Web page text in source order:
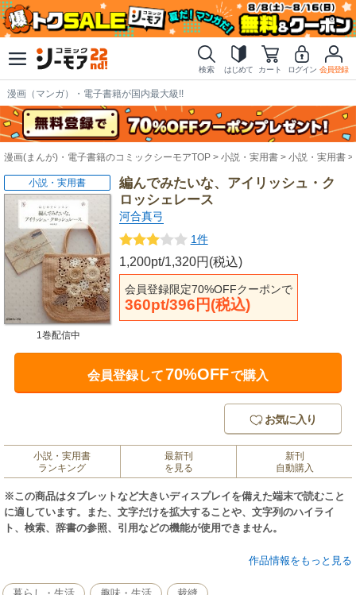
検索 はじめて カート ログイン 会員登録
漫画（マンガ）・電子書籍が国内最大級!!
漫画(まんが)・電子書籍のコミックシーモアTOP 小説・実用書 小説・実用書
編んでみたいな、アイリッシュ・ク
ロッシェレース
河合真弓
1件
1,200pt/1,320円(税込)
会員登録限定70%OFFクーポンで
360pt/396円(税込)
小説・実用書
1巻配信中
会員登録して70%OFFで購入
お気に入り
小説・実用書
ランキング
最新刊
を見る
新刊
自動購入
※この商品はタブレットなど大きいディスプレイを備えた端末で読むこと
に適しています。また、文字だけを拡大することや、文字列のハイライ
ト、検索、辞書の参照、引用などの機能が使用できません。
ニット作家 河合真弓著、初心者向けアイリッシュ・クロッシェレースの作
をわかりやすくプロセス解説します。プロセスのモチーフだけでできるコ
作品情報をもっと見る